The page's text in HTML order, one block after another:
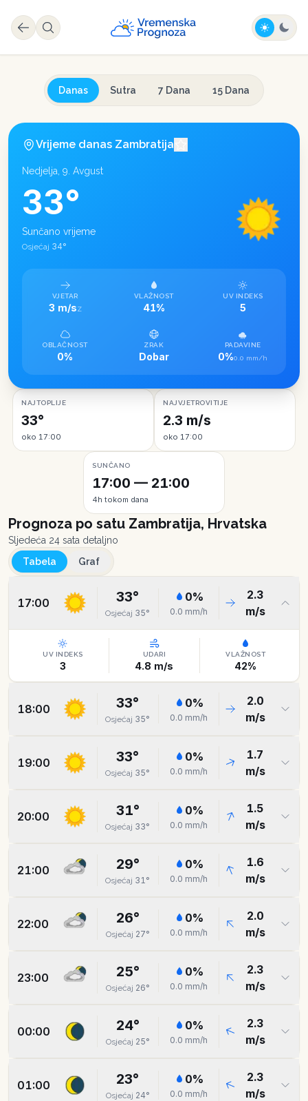
Danas Sutra 7 Dana 15 Dana
Vrijeme danas Zambratija
Nedjelja, 9. Avgust
33°
Sunčano vrijeme
Osjećaj 34°
VJETAR
3 m/sZ
VLAŽNOST
41%
UV INDEKS
5
OBLAČNOST
0%
ZRAK
Dobar
PADAVINE
0%0.0 mm/h
NAJTOPLIJE
33°
oko 17:00
NAJVJETROVITIJE
2.3 m/s
oko 17:00
SUNČANO
17:00 — 21:00
4h tokom dana
Prognoza po satu Zambratija, Hrvatska
Sljedeća 24 sata detaljno
Tabela
Graf
17:00 33°
Osjećaj 35°
0%
0.0 mm/h
2.3
m/s
UV INDEKS
3
UDARI
4.8 m/s
VLAŽNOST
42%
18:00 33°
Osjećaj 35°
0%
0.0 mm/h
2.0
m/s
19:00 33°
Osjećaj 35°
0%
0.0 mm/h
1.7
m/s
20:00 31°
Osjećaj 33°
0%
0.0 mm/h
1.5
m/s
21:00 29°
Osjećaj 31°
0%
0.0 mm/h
1.6
m/s
22:00 26°
Osjećaj 27°
0%
0.0 mm/h
2.0
m/s
23:00 25°
Osjećaj 26°
0%
0.0 mm/h
2.3
m/s
00:00 24°
Osjećaj 25°
0%
0.0 mm/h
2.3
m/s
01:00 23°
Osjećaj 24°
0%
0.0 mm/h
2.3
m/s